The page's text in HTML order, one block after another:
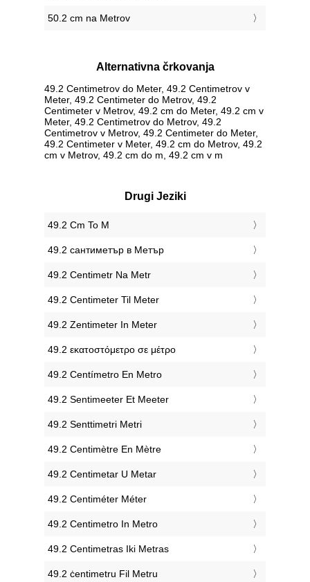
50.2 cm na Metrov
Alternativna črkovanja
49.2 Centimetrov do Meter, 49.2 Centimetrov v
Meter, 49.2 Centimeter do Metrov, 49.2
Centimeter v Metrov, 49.2 cm do Meter, 49.2 cm v
Meter, 49.2 Centimetrov do Metrov, 49.2
Centimetrov v Metrov, 49.2 Centimeter do Meter,
49.2 Centimeter v Meter, 49.2 cm do Metrov, 49.2
cm v Metrov, 49.2 cm do m, 49.2 cm v m
Drugi Jeziki
‎49.2 Cm To M
‎49.2 сантиметър в Метър
‎49.2 Centimetr Na Metr
‎49.2 Centimeter Til Meter
‎49.2 Zentimeter In Meter
‎49.2 εκατοστόμετρο σε μέτρο
‎49.2 Centímetro En Metro
‎49.2 Sentimeeter Et Meeter
‎49.2 Senttimetri Metri
‎49.2 Centimètre En Mètre
‎49.2 Centimetar U Metar
‎49.2 Centiméter Méter
‎49.2 Centimetro In Metro
‎49.2 Centimetras Iki Metras
‎49.2 ċentimetru Fil Metru